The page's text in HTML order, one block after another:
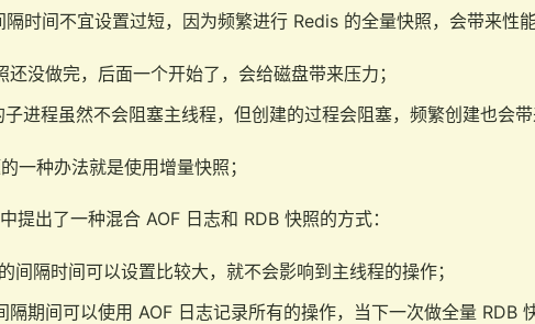
隔时间不宜设置过短，因为频繁进行 Redis 的全量快照，会带来性能
还没做完，后面一个开始了，会给磁盘带来压力；
进程虽然不会阻塞主线程，但创建的过程会阻塞，频繁创建也会带
一种办法就是使用增量快照；
提出了一种混合 AOF 日志和 RDB 快照的方式：
间隔时间可以设置比较大，就不会影响到主线程的操作；
隔期间可以使用 AOF 日志记录所有的操作，当下一次做全量 RDB